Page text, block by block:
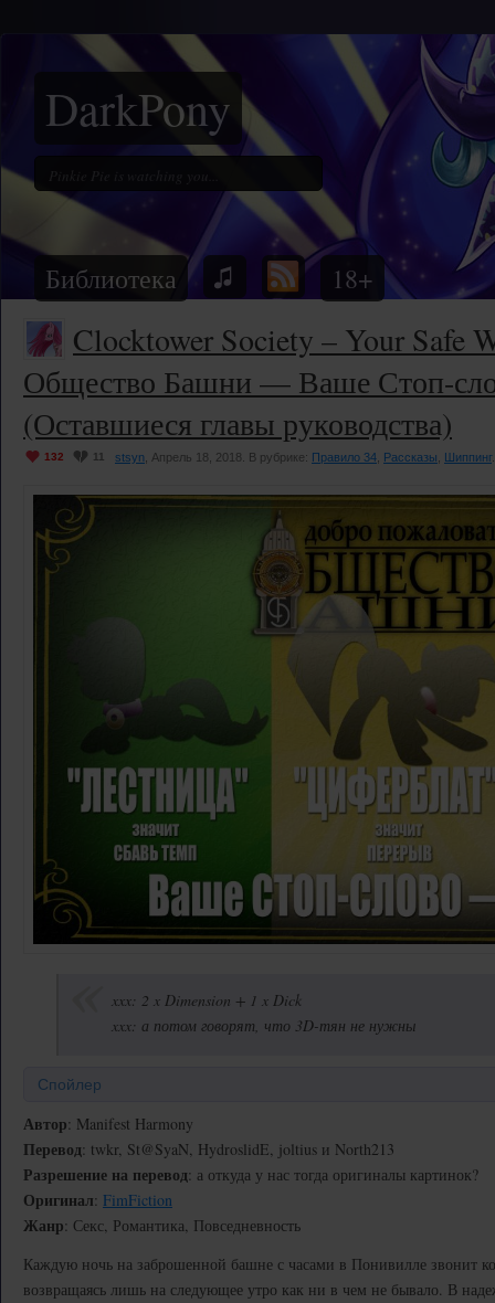
DarkPony
Библиотека 18+
Clocktower Society – Your Safe
Общество Башни — Ваше Стоп-
(Оставшиеся главы руководства)
132 11 stsyn , Апрель 18, 2018. В рубрике: Правило 34 Рассказы Шиппинг.
xxx: 2 x Dimension + 1 x Dick
xxx: а потом говорят, что 3D-тян не нужны
Спойлер
Автор: Manifest Harmony
Перевод: twkr, St@SyaN, HydroslidE, joltius и North213
Разрешение на перевод: а откуда у нас тогда оригиналы картинок?
Оригинал: FimFiction
Жанр: Секс, Романтика, Повседневность
Каждую ночь на заброшенной башне с часами в Понивилле звонит
возвращаясь лишь на следующее утро как ни в чем не бывало. В